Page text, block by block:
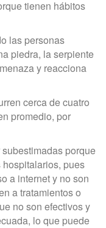
tienen hábitos
las personas
piedra, la serpiente
y reacciona
cerca de cuatro
promedio, por
porque
pues
a internet y no son
a tratamientos o
no son efectivos y
lo que puede